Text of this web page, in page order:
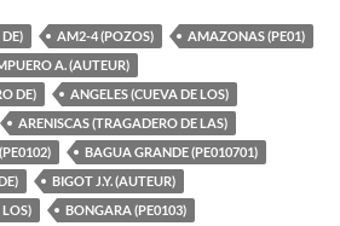
AM2-4 (POZOS)
AMAZONAS (PE01)
A. (AUTEUR)
DE)
ANGELES (CUEVA DE LOS)
ARENISCAS (TRAGADERO DE LAS)
BAGUA GRANDE (PE010701)
BIGOT J.Y. (AUTEUR)
BONGARA (PE0103)